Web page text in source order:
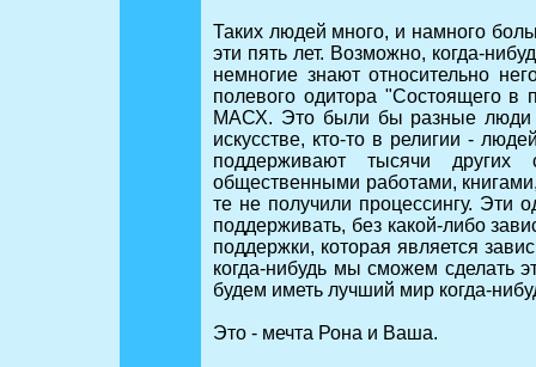
Таких людей много, и намного
эти пять лет. Возможно, когда-
немногие знают относительно
полевого одитора "Состоящего в
МАСХ. Это были бы разные люди -
искусстве, кто-то в религии -
поддерживают тысячи
общественными работами,
те не получили процессингу. Эти
поддерживать, без какой-либо
поддержки, которая является
когда-нибудь мы сможем сделать
будем иметь лучший мир когда-
Это - мечта Рона и Ваша.